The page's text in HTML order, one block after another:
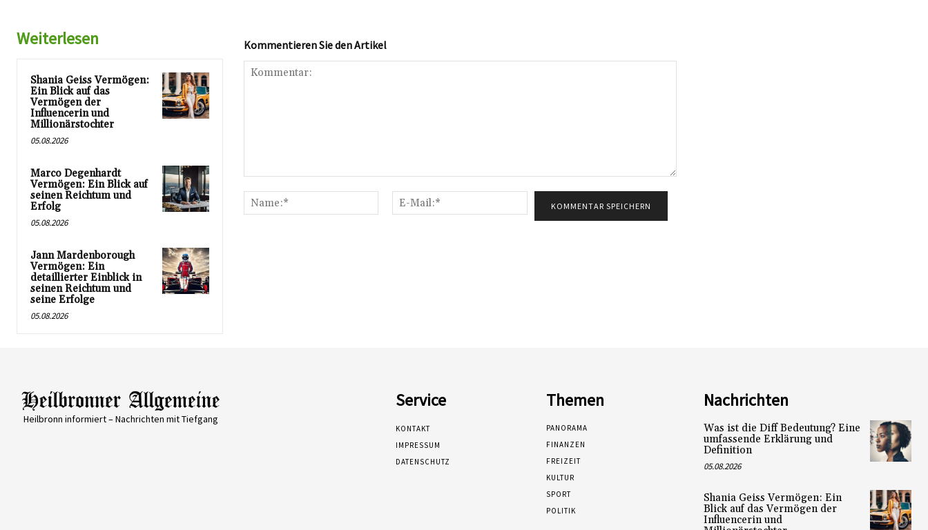
Weiterlesen
Shania Geiss Vermögen:
Ein Blick auf das
Vermögen der
Influencerin und
Millionärstochter
05.08.2026
Marco Degenhardt
Vermögen: Ein Blick auf
seinen Reichtum und
Erfolg
05.08.2026
Jann Mardenborough
Vermögen: Ein
detaillierter Einblick in
seinen Reichtum und
seine Erfolge
05.08.2026
Kommentieren Sie den Artikel
Name:*
Mail:*
Heilbronn informiert – Nachrichten mit Tiefgang
Service
KONTAKT
IMPRESSUM
DATENSCHUTZ
Themen
PANORAMA
FINANZEN
FREIZEIT
KULTUR
SPORT
POLITIK
Nachrichten
Was ist die Diff Bedeutung? Eine
umfassende Erklärung und
Definition
05.08.2026
Shania Geiss Vermögen: Ein
Blick auf das Vermögen der
Influencerin und